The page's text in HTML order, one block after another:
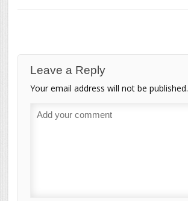
Leave a Reply
Your email address will not be published.